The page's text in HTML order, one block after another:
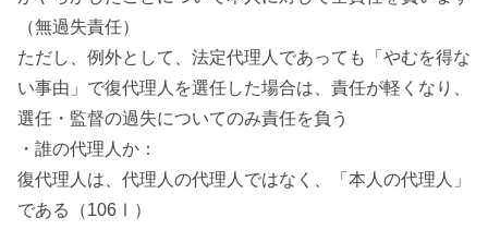
（無過失責任）
ただし、例外として、法定代理人であっても「やむを得な
い事由」で復代理人を選任した場合は、責任が軽くなり、
選任・監督の過失についてのみ責任を負う
・誰の代理人か：
復代理人は、代理人の代理人ではなく、「本人の代理人」
である（106Ⅰ）